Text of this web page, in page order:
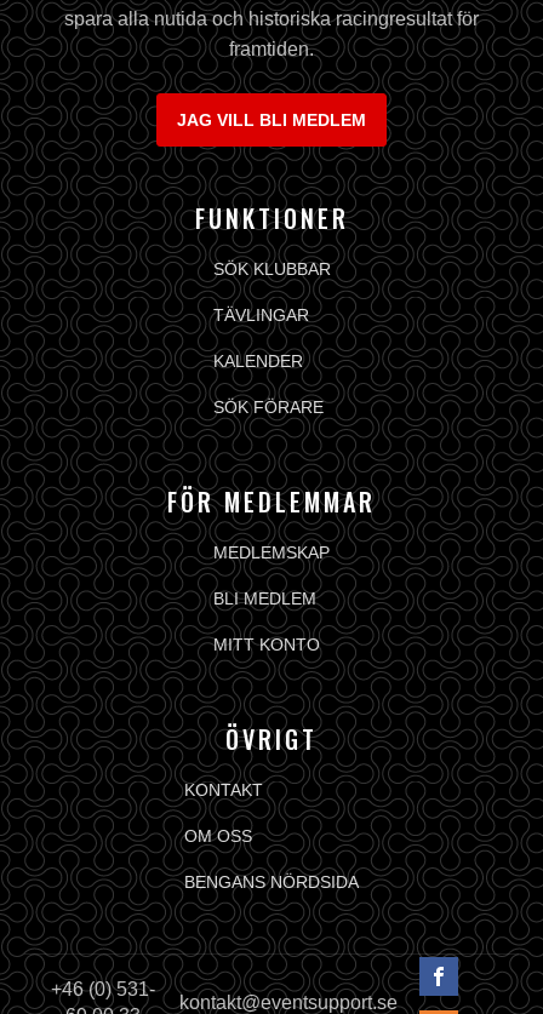
spara alla nutida och historiska racingresultat för
framtiden.
JAG VILL BLI MEDLEM
FUNKTIONER
SÖK KLUBBAR
TÄVLINGAR
KALENDER
SÖK FÖRARE
FÖR MEDLEMMAR
MEDLEMSKAP
BLI MEDLEM
MITT KONTO
ÖVRIGT
KONTAKT
OM OSS
BENGANS NÖRDSIDA
+46 (0) 531-
kontakt@eventsupport.se